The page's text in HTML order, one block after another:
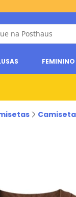
FEMININO